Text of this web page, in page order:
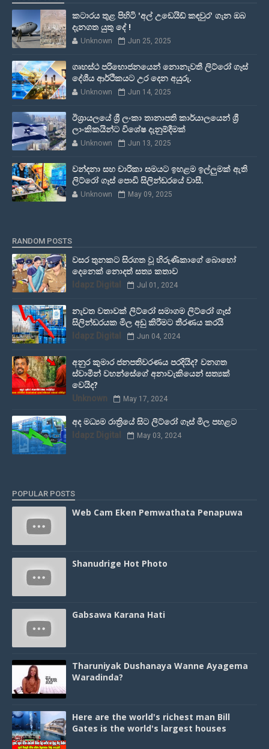
කටාරය තුළ පිහිටි 'අල් උඩෙයිඩ් කඳවුර' ගැන ඔබ
දැනගත යුතු දේ !
Unknown Jun 25, 2025
ගෘහස්ථ පරිභොජනයෙන් නොනැවතී ලිට්රෝ ගෑස්
දේශීය ආර්ථිකයට උර දෙන අයුරු.
Unknown Jun 14, 2025
ඊශ්‍රායලයේ ශ්‍රී ලංකා තානාපති කාර්යාලයෙන් ශ්‍රී
ලාංකිකයින්ට විශේෂ දැනුම්දීමක්
Unknown Jun 13, 2025
වන්දනා සහ චාරිකා සමයට ඉහළම ඉල්ලුමක් ඇති
ලිට්රෝ ගෑස් පොඩි සිලින්ඩරයේ වාසී.
Unknown May 09, 2025
RANDOM POSTS
වසර තුනකට සිරගත වූ හිරුණිකාගේ බොහෝ
දෙනෙක් නොදත් සත්‍ය කතාව
Idapz Digital Jul 01, 2024
නැවත වතාවක් ලිට්රෝ සමාගම ලිට්රෝ ගෑස්
සිලින්ඩරයක මිල අඩු කිරීමට තීරණය කරයි
Idapz Digital Jun 04, 2024
අනුර කුමාර ජනපතිවරණය පරදියිද? වනගත
ස්වාමීන් වහන්සේගේ අනාවැකියෙන් සත්‍යක්
වෙයිද?
Unknown May 17, 2024
අද මධ්‍යම රාත්‍රියේ සිට ලිට්රෝ ගෑස් මිල පහළට
Idapz Digital May 03, 2024
POPULAR POSTS
Web Cam Eken Pemwathata Penapuwa
Shanudrige Hot Photo
Gabsawa Karana Hati
Tharuniyak Dushanaya Wanne Ayagema
Waradinda?
Here are the world's richest man Bill
Gates is the world's largest houses